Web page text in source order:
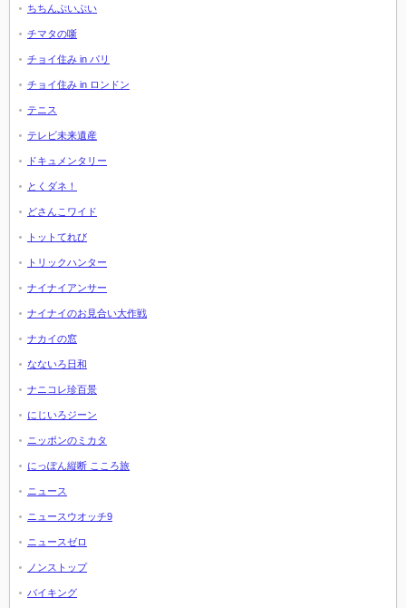
ちちんぷいぷい
チマタの噺
チョイ住み in パリ
チョイ住み in ロンドン
テニス
テレビ未来遺産
ドキュメンタリー
とくダネ！
どさんこワイド
トットてれび
トリックハンター
ナイナイアンサー
ナイナイのお見合い大作戦
ナカイの窓
なないろ日和
ナニコレ珍百景
にじいろジーン
ニッポンのミカタ
にっぽん縦断 こころ旅
ニュース
ニュースウオッチ9
ニュースゼロ
ノンストップ
バイキング